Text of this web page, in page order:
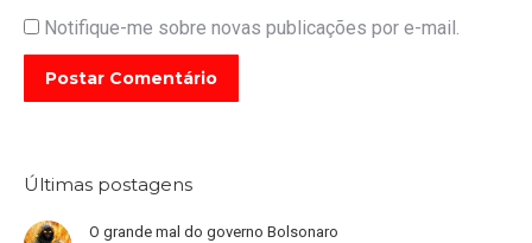
Notifique-me sobre novas publicações por e-mail.
Postar Comentário
Últimas postagens
O grande mal do governo Bolsonaro